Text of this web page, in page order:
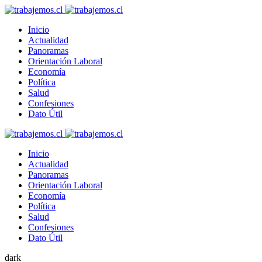
Inicio
Actualidad
Panoramas
Orientación Laboral
Economía
Política
Salud
Confesiones
Dato Útil
Inicio
Actualidad
Panoramas
Orientación Laboral
Economía
Política
Salud
Confesiones
Dato Útil
dark